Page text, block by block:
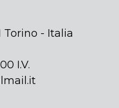
Torino - Italia
I.V.